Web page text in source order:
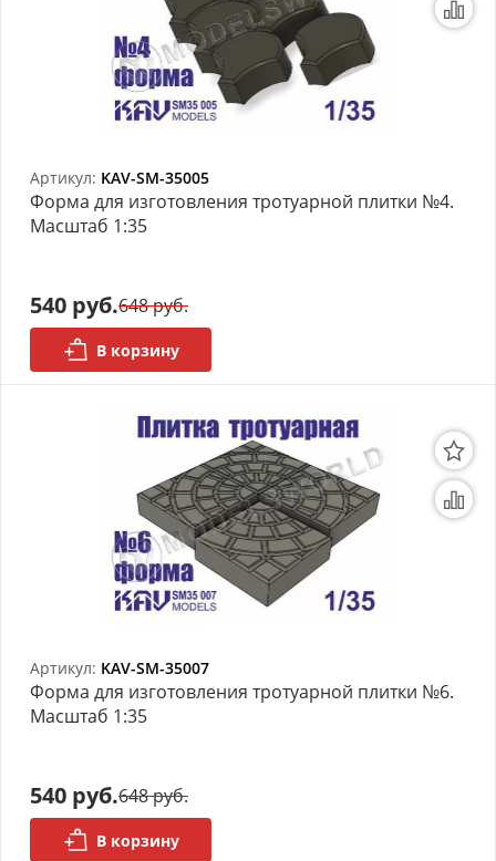
Артикул: KAV-SM-35005
Форма для изготовления тротуарной плитки №4.
Масштаб 1:35
540 руб.648 руб.
В корзину
Артикул: KAV-SM-35007
Форма для изготовления тротуарной плитки №6.
Масштаб 1:35
540 руб.648 руб.
В корзину